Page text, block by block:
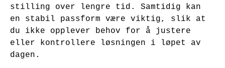
stilling over lengre tid. Samtidig kan
en stabil passform være viktig, slik at
du ikke opplever behov for å justere
eller kontrollere løsningen i løpet av
dagen.